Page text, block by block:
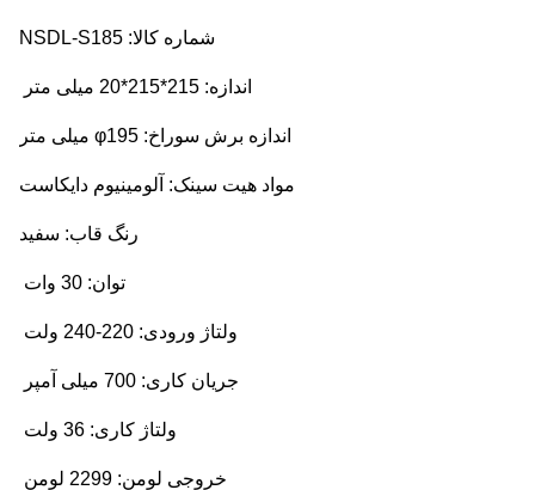
شماره کالا: NSDL-S185
اندازه: 215*215*20 میلی متر
اندازه برش سوراخ: φ195 میلی متر
مواد هیت سینک: آلومینیوم دایکاست
رنگ قاب: سفید
توان: 30 وات
ولتاژ ورودی: 220-240 ولت
جریان کاری: 700 میلی آمپر
ولتاژ کاری: 36 ولت
خروجی لومن: 2299 لومن